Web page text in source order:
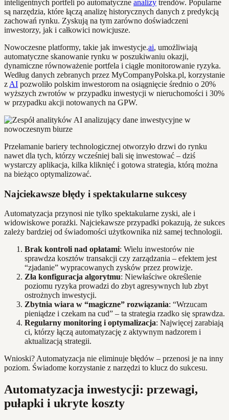
inteligentnych portfeli po automatyczne analizy trendów. Popularne
są narzędzia, które łączą analizę historycznych danych z predykcją
zachowań rynku. Zyskują na tym zarówno doświadczeni
inwestorzy, jak i całkowici nowicjusze.
Nowoczesne platformy, takie jak inwestycje.ai, umożliwiają
automatyczne skanowanie rynku w poszukiwaniu okazji,
dynamiczne równoważenie portfela i ciągłe monitorowanie ryzyka.
Według danych zebranych przez MyCompanyPolska.pl, korzystanie
z AI pozwoliło polskim inwestorom na osiągnięcie średnio o 20%
wyższych zwrotów w przypadku inwestycji w nieruchomości i 30%
w przypadku akcji notowanych na GPW.
Przełamanie bariery technologicznej otworzyło drzwi do rynku
nawet dla tych, którzy wcześniej bali się inwestować – dziś
wystarczy aplikacja, kilka kliknięć i gotowa strategia, którą można
na bieżąco optymalizować.
Najciekawsze błędy i spektakularne sukcesy
Automatyzacja przynosi nie tylko spektakularne zyski, ale i
widowiskowe porażki. Najciekawsze przypadki pokazują, że sukces
zależy bardziej od świadomości użytkownika niż samej technologii.
Brak kontroli nad opłatami: Wielu inwestorów nie
sprawdza kosztów transakcji czy zarządzania – efektem jest
“zjadanie” wypracowanych zysków przez prowizje.
Zła konfiguracja algorytmu: Niewłaściwe określenie
poziomu ryzyka prowadzi do zbyt agresywnych lub zbyt
ostrożnych inwestycji.
Zbytnia wiara w “magiczne” rozwiązania: “Wrzucam
pieniądze i czekam na cud” – ta strategia rzadko się sprawdza.
Regularny monitoring i optymalizacja: Najwięcej zarabiają
ci, którzy łączą automatyzację z aktywnym nadzorem i
aktualizacją strategii.
Wnioski? Automatyzacja nie eliminuje błędów – przenosi je na inny
poziom. Świadome korzystanie z narzędzi to klucz do sukcesu.
Automatyzacja inwestycji: przewagi,
pułapki i ukryte koszty